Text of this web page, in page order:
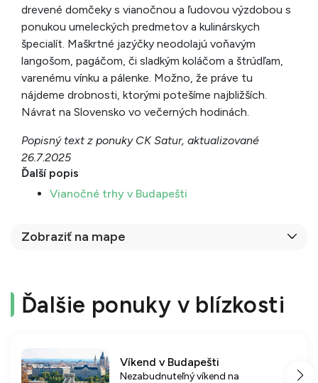
drevené domčeky s vianočnou a ľudovou výzdobou s
ponukou umeleckých predmetov a kulinárskych
špecialít. Maškrtné jazýčky neodolajú voňavým
langošom, pagáčom, či sladkým koláčom a štrúdľam,
varenému vínku a pálenke. Možno, že práve tu
nájdeme drobnosti, ktorými potešíme najbližších.
Návrat na Slovensko vo večerných hodinách.
Popisný text z ponuky CK Satur, aktualizované
26.7.2025
Ďalší popis
Vianočné trhy v Budapešti
Zobraziť na mape
Ďalšie ponuky v blízkosti
Víkend v Budapešti
Nezabudnuteľný víkend na